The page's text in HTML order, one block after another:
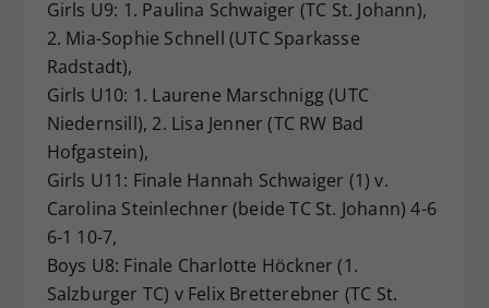
Girls U9: 1. Paulina Schwaiger (TC St. Johann),
2. Mia-Sophie Schnell (UTC Sparkasse
Radstadt),
Girls U10: 1. Laurene Marschnigg (UTC
Niedernsill), 2. Lisa Jenner (TC RW Bad
Hofgastein),
Girls U11: Finale Hannah Schwaiger (1) v.
Carolina Steinlechner (beide TC St. Johann) 4-6
6-1 10-7,
Boys U8: Finale Charlotte Höckner (1.
Salzburger TC) v Felix Bretterebner (TC St.